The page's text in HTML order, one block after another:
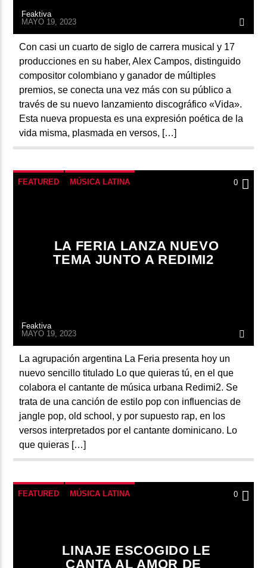
Feaktiva
MAYO 19, 2023
Con casi un cuarto de siglo de carrera musical y 17
producciones en su haber, Alex Campos, distinguido
compositor colombiano y ganador de múltiples
premios, se conecta una vez más con su público a
través de su nuevo lanzamiento discográfico «Vida».
Esta nueva propuesta es una expresión poética de la
vida misma, plasmada en versos, […]
FEATURED MÚSICA LATINA 0
LA FERIA LANZA NUEVO
TEMA JUNTO A REDIMI2
Feaktiva
MAYO 19, 2023
La agrupación argentina La Feria presenta hoy un
nuevo sencillo titulado Lo que quieras tú, en el que
colabora el cantante de música urbana Redimi2. Se
trata de una canción de estilo pop con influencias de
jangle pop, old school, y por supuesto rap, en los
versos interpretados por el cantante dominicano. Lo
que quieras […]
FEATURED MÚSICA LATINA 0
LINAJE ESCOGIDO LE
CANTA AL AMOR DE